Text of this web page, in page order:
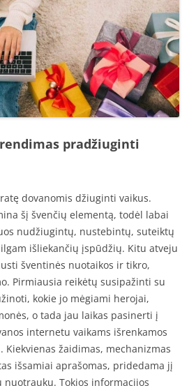
pradžiuginti
dovanomis džiuginti vaikus.
šį švenčių elementą, todėl labai
nudžiugintų, nustebintų, suteiktų
išliekančių įspūdžių. Kitu atveju
šventinės nuotaikos ir tikro,
Pirmiausia reikėtų susipažinti su
kokie jo mėgiami herojai,
o tada jau laikas pasinerti į
internetu vaikams išrenkamos
Kiekvienas žaidimas, mechanizmas
išsamiai aprašomas, pridedama jį
Tokios informacijos